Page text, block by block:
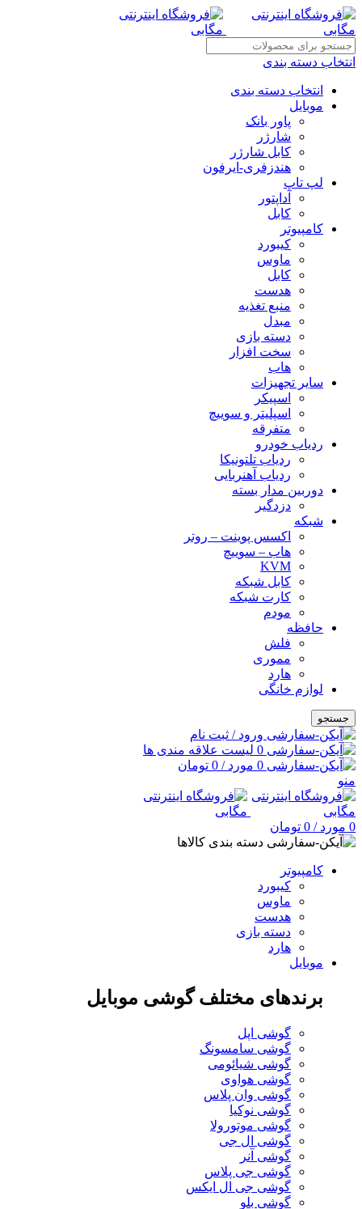
انتخاب دسته بندی
انتخاب دسته بندی
موبایل
پاور بانک
شارژر
کابل شارژر
هندزفری-ایرفون
لپ تاپ
آداپتور
کابل
کامپیوتر
کیبورد
ماوس
کابل
هدست
منبع تغذیه
مبدل
دسته بازی
سخت افزار
هاب
سایر تجهیزات
اسپیکر
اسپلیتر و سوییچ
متفرقه
ردیاب خودرو
ردیاب تلتونیکا
ردیاب آهنربایی
دوربین مدار بسته
دزدگیر
شبکه
اکسس پوینت – روتر
هاب – سوییچ
KVM
کابل شبکه
کارت شبکه
مودم
حافظه
فلش
مموری
هارد
لوازم خانگی
جستجو
ورود / ثبت نام
0 لیست علاقه مندی ها
0 مورد/
0 تومان
منو
0 مورد/
0 تومان
دسته بندی کالاها
کامپیوتر
کیبورد
ماوس
هدست
دسته بازی
هارد
موبایل
برندهای مختلف گوشی موبایل
گوشی اپل
گوشی سامسونگ
گوشی شیائومی
گوشی هواوی
گوشی وان پلاس
گوشی نوکیا
گوشی موتورولا
گوشی ال جی
گوشی آنر
گوشی جی پلاس
گوشی جی ال ایکس
گوشی بلو